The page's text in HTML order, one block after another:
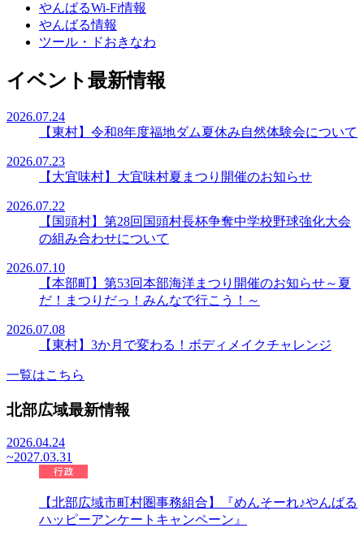
やんばるWi-Fi情報
やんばる情報
ツール・ドおきなわ
イベント最新情報
2026.07.24
【東村】令和8年度福地ダム夏休み自然体験会について
2026.07.23
【大宜味村】大宜味村夏まつり開催のお知らせ
2026.07.22
【国頭村】第28回国頭村長杯争奪中学校野球強化大会
の組み合わせについて
2026.07.10
【本部町】第53回本部海洋まつり開催のお知らせ～夏
だ！まつりだっ！みんなで行こう！～
2026.07.08
【東村】3か月で変わる！ボディメイクチャレンジ
一覧はこちら
北部広域最新情報
2026.04.24
~2027.03.31
【北部広域市町村圏事務組合】『めんそーれ♪やんばる
ハッピーアンケートキャンペーン』